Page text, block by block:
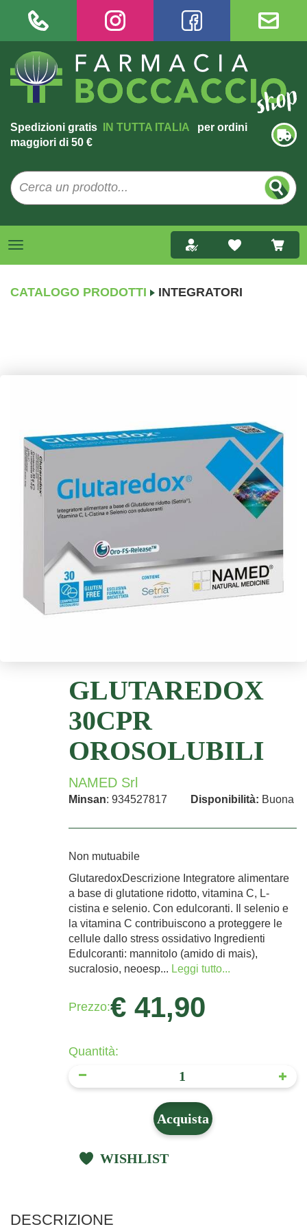
Spedizioni gratis IN TUTTA ITALIA
per ordini
maggiori di 50 €
CATALOGO PRODOTTI INTEGRATORI
GLUTAREDOX
30CPR
OROSOLUBILI
NAMED Srl
Minsan: 934527817 Disponibilità: Buona
Non mutuabile
GlutaredoxDescrizione Integratore alimentare
a base di glutatione ridotto, vitamina C, L-
cistina e selenio. Con edulcoranti. Il selenio e
la vitamina C contribuiscono a proteggere le
cellule dallo stress ossidativo Ingredienti
Edulcoranti: mannitolo (amido di mais),
sucralosio, neoesp... Leggi tutto...
Prezzo:€ 41,90
Quantità:
Acquista
WISHLIST
DESCRIZIONE